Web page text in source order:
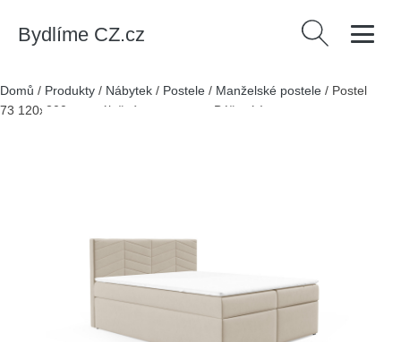
Bydlíme CZ.cz Vyhledávání
Domů / Produkty / Nábytek / Postele / Manželské postele / Postel
73 120x200 cm s úložným prostorem Béžová I